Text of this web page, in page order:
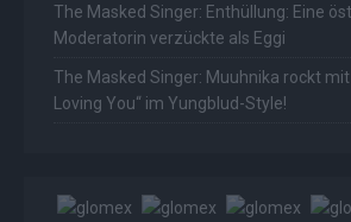
The Masked Singer: Enthüllung: Eine
Moderatorin verzückte als Eggi
The Masked Singer: Muuhnika rockt mit
Loving You“ im Yungblud-Style!